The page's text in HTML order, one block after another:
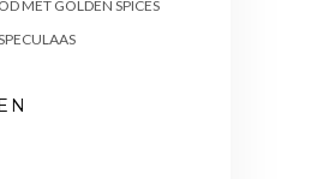
MET GOLDEN SPICES